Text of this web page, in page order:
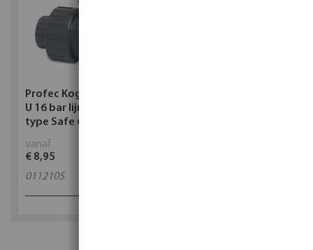
Profec Kogelkraan PVC-
U 16 bar lijmmof grijs
type Safe 600
vanaf
€ 8,95
0112105